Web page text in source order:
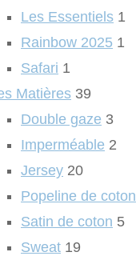
Les Essentiels 1
Rainbow 2025 1
Safari 1
Matières 39
Double gaze 3
Imperméable 2
Jersey 20
Popeline de coton
Satin de coton 5
Sweat 19